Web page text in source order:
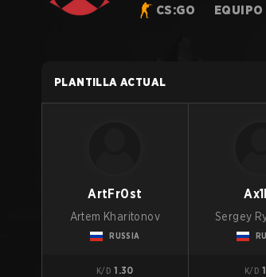
CS:GO EQUIPO
PLANTILLA ACTUAL
ArtFr0st
Artem Kharitonov
RUSSIA
K/D 1.30
Sergey
K/D